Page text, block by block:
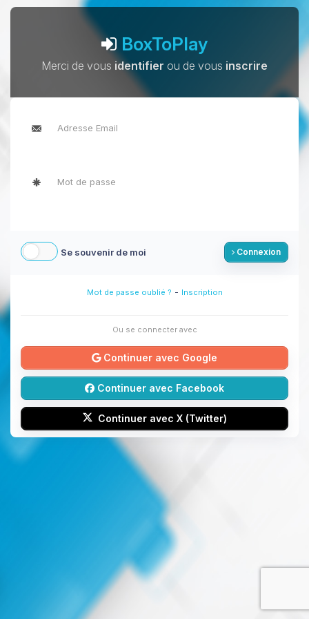
BoxToPlay
Merci de vous identifier ou de vous inscrire
Se souvenir de moi Connexion
Mot de passe oublié ? - Inscription
Ou se connecter avec
Continuer avec Google
Continuer avec Facebook
Continuer avec X (Twitter)